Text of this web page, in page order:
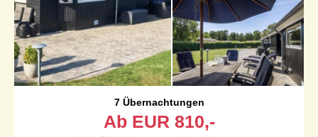
7 Übernachtungen
Ab EUR 810,-